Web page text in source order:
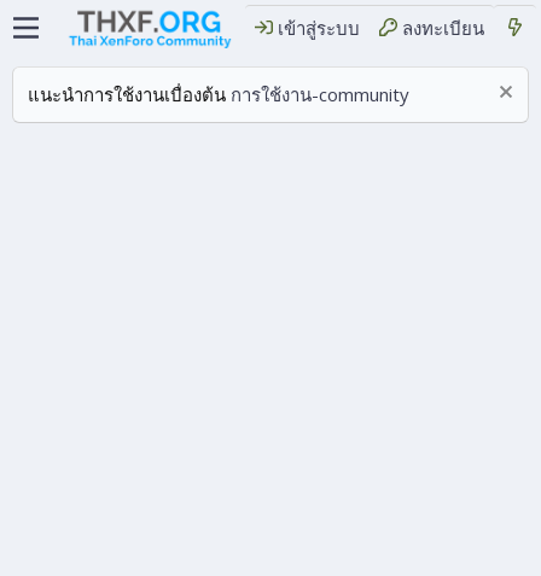
เข้าสู่ระบบ ลงทะเบียน
แนะนำการใช้งานเบื่องต้น การใช้งาน-community